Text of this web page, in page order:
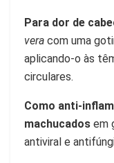
Para dor de
vera com uma
aplicando-o às
circulares.
Como anti-
machucados em
antiviral e